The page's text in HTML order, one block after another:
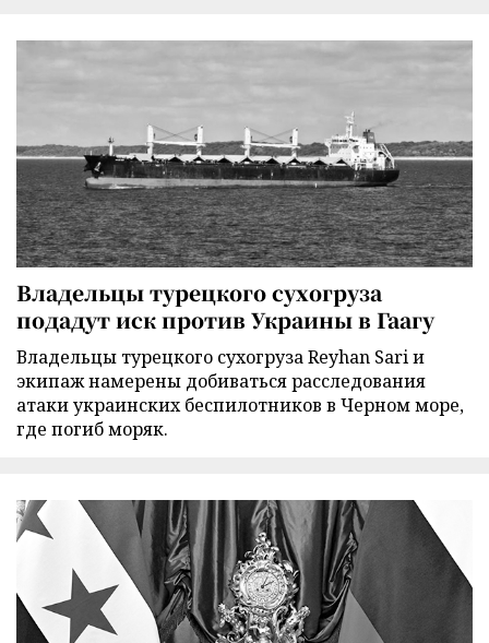
Владельцы турецкого сухогруза
подадут иск против Украины в Гаагу
Владельцы турецкого сухогруза Reyhan Sari и
экипаж намерены добиваться расследования
атаки украинских беспилотников в Черном море,
где погиб моряк.